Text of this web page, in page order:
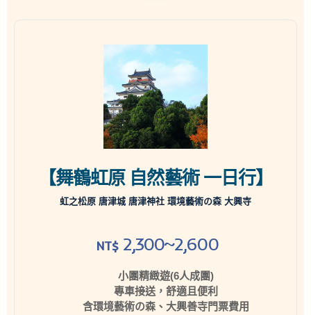
【舞鶴虹原 自然藝術 一日行】
虹之松原 唐津城 唐津神社 環境藝術の森 大興寺
NT$ 2,300~2,600
小團精緻遊(6人成團)
專車接送，舒適且便利
含環境藝術の森、大興善寺門票費用